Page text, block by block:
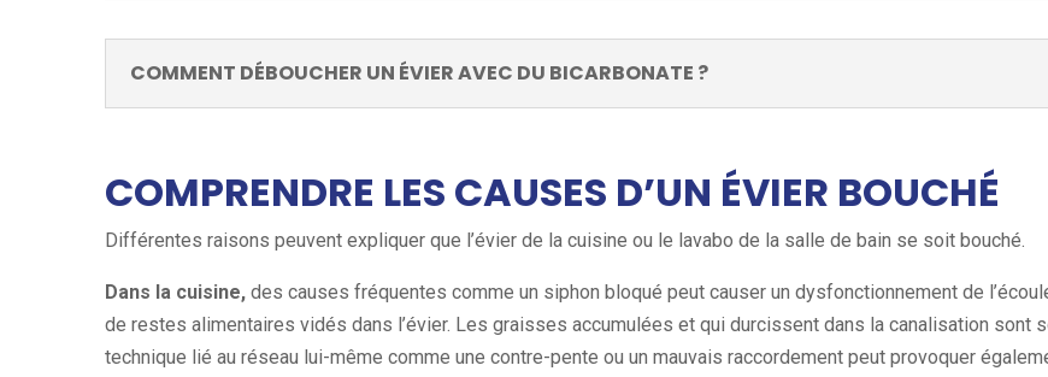
COMMENT DÉBOUCHER UN ÉVIER AVEC DU BICARBONATE ?
COMPRENDRE LES CAUSES D’UN ÉVIER BOUCHÉ
Différentes raisons peuvent expliquer que l’évier de la cuisine ou le lavabo de la salle de bain se soit bouché.
Dans la cuisine, des causes fréquentes comme un siphon bloqué peut causer un dysfonctionnement de
de restes alimentaires vidés dans l’évier. Les graisses accumulées et qui durcissent dans la canalisation sont
technique lié au réseau lui-même comme une contre-pente ou un mauvais raccordement peut provoquer